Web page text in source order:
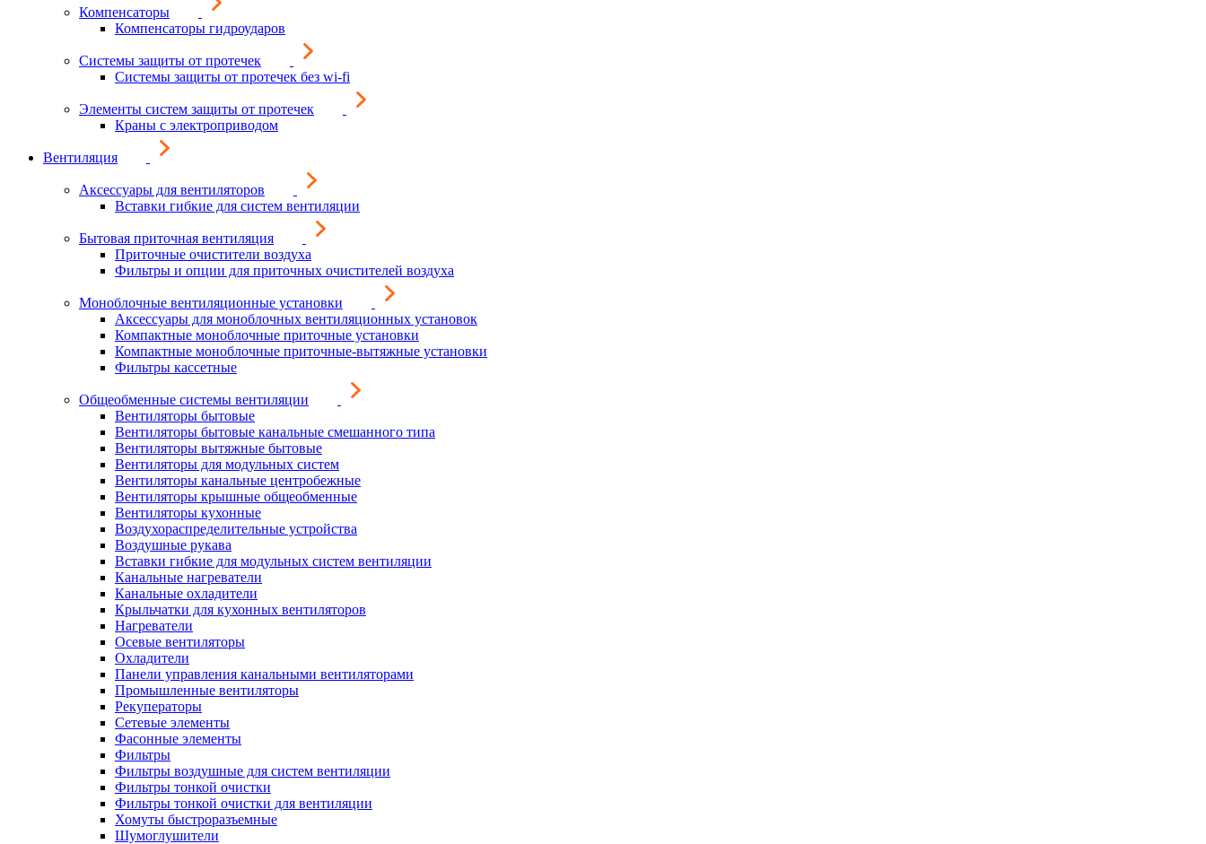
Компенсаторы
Компенсаторы гидроударов
Системы защиты от протечек
Системы защиты от протечек без wi-fi
Элементы систем защиты от протечек
Краны с электроприводом
Вентиляция
Аксессуары для вентиляторов
Вставки гибкие для систем вентиляции
Бытовая приточная вентиляция
Приточные очистители воздуха
Фильтры и опции для приточных очистителей воздуха
Моноблочные вентиляционные установки
Аксессуары для моноблочных вентиляционных установок
Компактные моноблочные приточные установки
Компактные моноблочные приточные-вытяжные установки
Фильтры кассетные
Общеобменные системы вентиляции
Вентиляторы бытовые
Вентиляторы бытовые канальные смешанного типа
Вентиляторы вытяжные бытовые
Вентиляторы для модульных систем
Вентиляторы канальные центробежные
Вентиляторы крышные общеобменные
Вентиляторы кухонные
Воздухораспределительные устройства
Воздушные рукава
Вставки гибкие для модульных систем вентиляции
Канальные нагреватели
Канальные охладители
Крыльчатки для кухонных вентиляторов
Нагреватели
Осевые вентиляторы
Охладители
Панели управления канальными вентиляторами
Промышленные вентиляторы
Рекуператоры
Сетевые элементы
Фасонные элементы
Фильтры
Фильтры воздушные для систем вентиляции
Фильтры тонкой очистки
Фильтры тонкой очистки для вентиляции
Хомуты быстроразъемные
Шумоглушители